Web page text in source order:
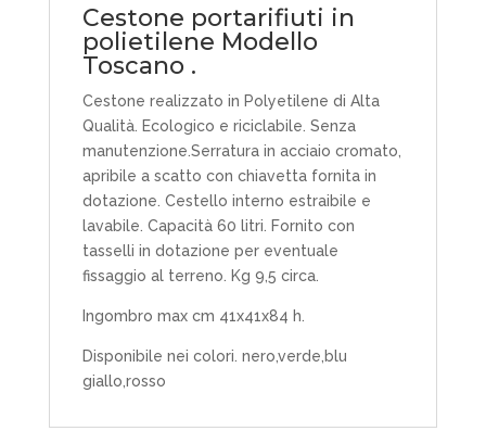
Cestone portarifiuti in
polietilene Modello
Toscano .
Cestone realizzato in Polyetilene di Alta
Qualità. Ecologico e riciclabile. Senza
manutenzione.Serratura in acciaio cromato,
apribile a scatto con chiavetta fornita in
dotazione. Cestello interno estraibile e
lavabile. Capacità 60 litri. Fornito con
tasselli in dotazione per eventuale
fissaggio al terreno. Kg 9,5 circa.
Ingombro max cm 41x41x84 h.
Disponibile nei colori. nero,verde,blu
giallo,rosso